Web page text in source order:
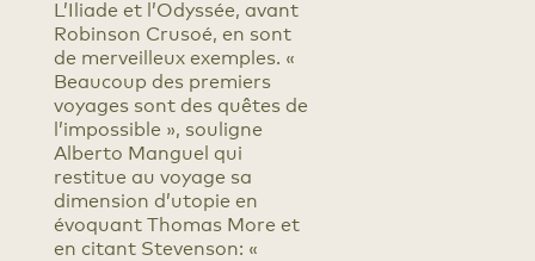
L’Iliade et l’Odyssée, avant
Robinson Crusoé, en sont
de merveilleux exemples. «
Beaucoup des premiers
voyages sont des quêtes de
l’impossible », souligne
Alberto Manguel qui
restitue au voyage sa
dimension d’utopie en
évoquant Thomas More et
en citant Stevenson: «